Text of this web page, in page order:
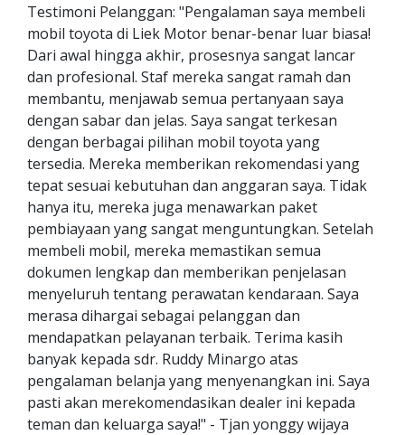
Testimoni Pelanggan: "Pengalaman saya membeli
mobil toyota di Liek Motor benar-benar luar biasa!
Dari awal hingga akhir, prosesnya sangat lancar
dan profesional. Staf mereka sangat ramah dan
membantu, menjawab semua pertanyaan saya
dengan sabar dan jelas. Saya sangat terkesan
dengan berbagai pilihan mobil toyota yang
tersedia. Mereka memberikan rekomendasi yang
tepat sesuai kebutuhan dan anggaran saya. Tidak
hanya itu, mereka juga menawarkan paket
pembiayaan yang sangat menguntungkan. Setelah
membeli mobil, mereka memastikan semua
dokumen lengkap dan memberikan penjelasan
menyeluruh tentang perawatan kendaraan. Saya
merasa dihargai sebagai pelanggan dan
mendapatkan pelayanan terbaik. Terima kasih
banyak kepada sdr. Ruddy Minargo atas
pengalaman belanja yang menyenangkan ini. Saya
pasti akan merekomendasikan dealer ini kepada
teman dan keluarga saya!" - Tjan yonggy wijaya